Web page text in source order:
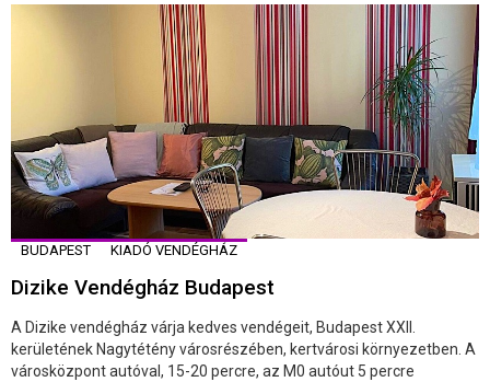
BUDAPEST KIADÓ VENDÉGHÁZ
Dizike Vendégház Budapest
A Dizike vendégház várja kedves vendégeit, Budapest XXII.
kerületének Nagytétény városrészében, kertvárosi környezetben. A
városközpont autóval, 15-20 percre, az M0 autóut 5 percre